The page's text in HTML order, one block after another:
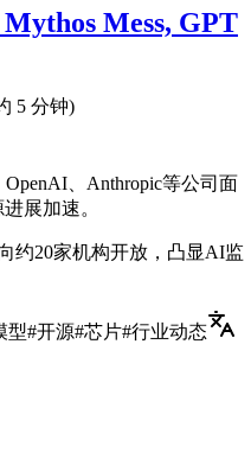
Mess, GPT
5 分钟)
、Anthropic等公司面
展加速。
约20家机构开放，凸显AI监
型#开源#芯片#行业动态